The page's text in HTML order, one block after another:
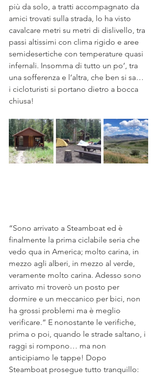
più da solo, a tratti accompagnato da
amici trovati sulla strada, lo ha visto
cavalcare metri su metri di dislivello, tra
passi altissimi con clima rigido e aree
semidesertiche con temperature quasi
infernali. Insomma di tutto un po’, tra
una sofferenza e l’altra, che ben si sa…
i cicloturisti si portano dietro a bocca
chiusa!
“Sono arrivato a Steamboat ed è
finalmente la prima ciclabile seria che
vedo qua in America; molto carina, in
mezzo agli alberi, in mezzo al verde,
veramente molto carina. Adesso sono
arrivato mi troverò un posto per
dormire e un meccanico per bici, non
ha grossi problemi ma è meglio
verificare.” E nonostante le verifiche,
prima o poi, quando le strade saltano, i
raggi si rompono… ma non
anticipiamo le tappe! Dopo
Steamboat prosegue tutto tranquillo: